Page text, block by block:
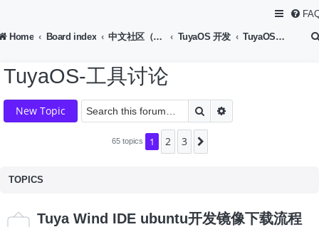
Home Board index 中文社区（Chinese Forum） TuyaOS 开发 TuyaOS-工具讨论
TuyaOS-工具讨论
New Topic Search
65 topics 1 2 3
TOPICS
Tuya Wind IDE ubuntu开发镜像下载流程